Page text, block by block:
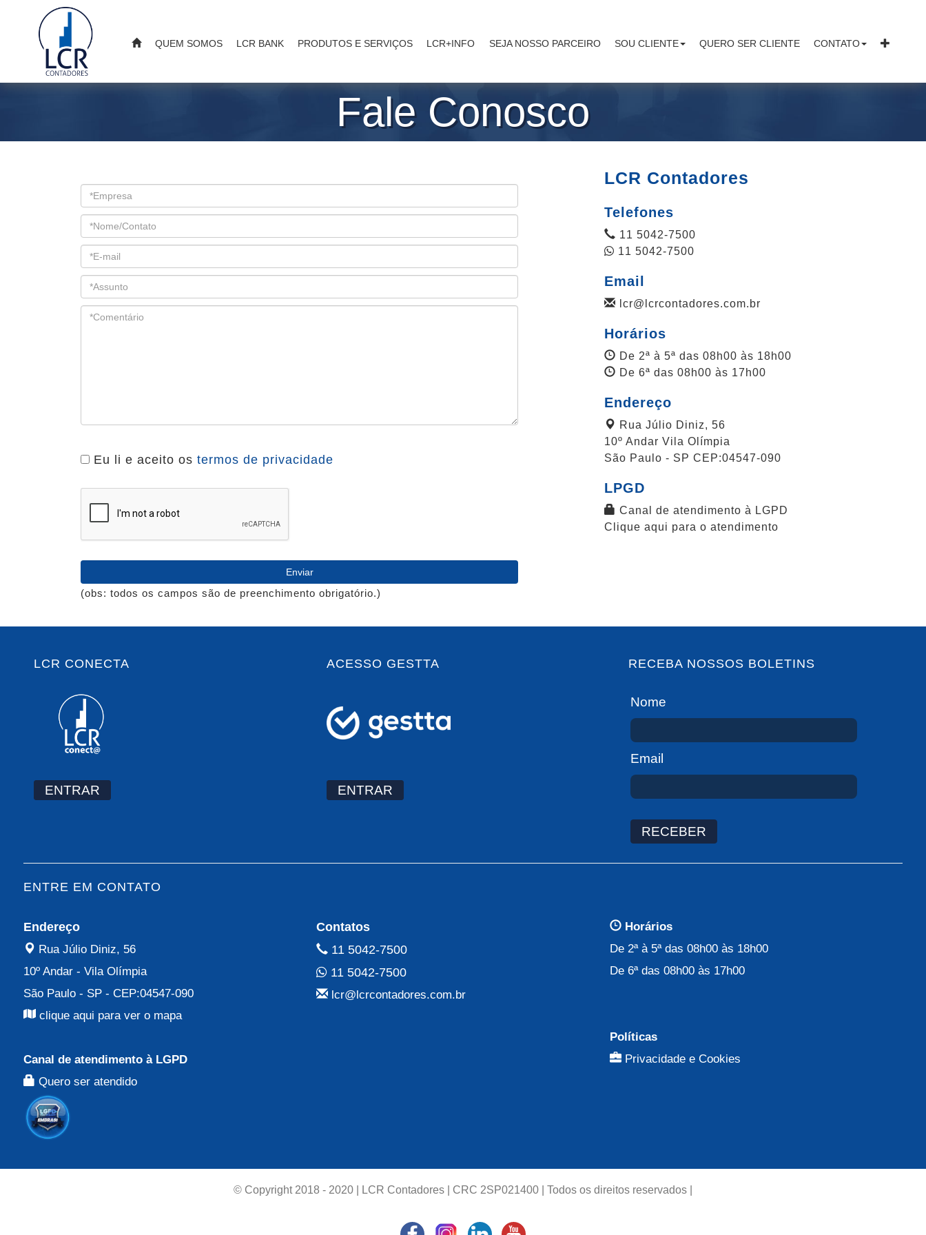
QUEM SOMOS LCR BANK PRODUTOS E SERVIÇOS LCR+INFO SEJA NOSSO PARCEIRO SOU CLIENTE QUERO SER CLIENTE CONTATO
Fale Conosco
Eu li e aceito os termos de privacidade
(obs: todos os campos são de preenchimento obrigatório.)
LCR Contadores
Telefones
11 5042-7500
11 5042-7500
Email
lcr@lcrcontadores.com.br
Horários
De 2ª à 5ª das 08h00 às 18h00
De 6ª das 08h00 às 17h00
Endereço
Rua Júlio Diniz, 56
10º Andar Vila Olímpia
São Paulo - SP CEP:04547-090
LPGD
Canal de atendimento à LGPD
Clique aqui para o atendimento
LCR CONECTA
ENTRAR
ACESSO GESTTA
ENTRAR
RECEBA NOSSOS BOLETINS
Nome
Email
RECEBER
ENTRE EM CONTATO
Endereço
Rua Júlio Diniz, 56
10º Andar- Vila Olímpia
São Paulo - SP- CEP:04547-090
clique aqui para ver o mapa
Canal de atendimento à LGPD
Quero ser atendido
Contatos
11 5042-7500
11 5042-7500
lcr@lcrcontadores.com.br
Horários
De 2ª à 5ª das 08h00 às 18h00
De 6ª das 08h00 às 17h00
Políticas
Privacidade e Cookies
© Copyright 2018 - 2020 | LCR Contadores | CRC 2SP021400 | Todos os direitos reservados |